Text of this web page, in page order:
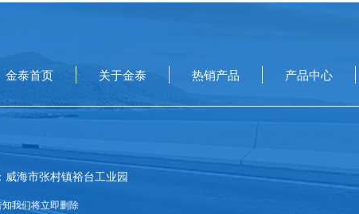
金泰首页 关于金泰 热销产品 产品中心
海市张村镇裕台工业园
我们将立即删除